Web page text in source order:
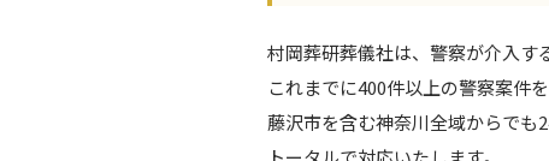
村岡葬研葬儀社は、警察が介入す
これまでに400件以上の警察案件
藤沢市を含む神奈川全域からでも